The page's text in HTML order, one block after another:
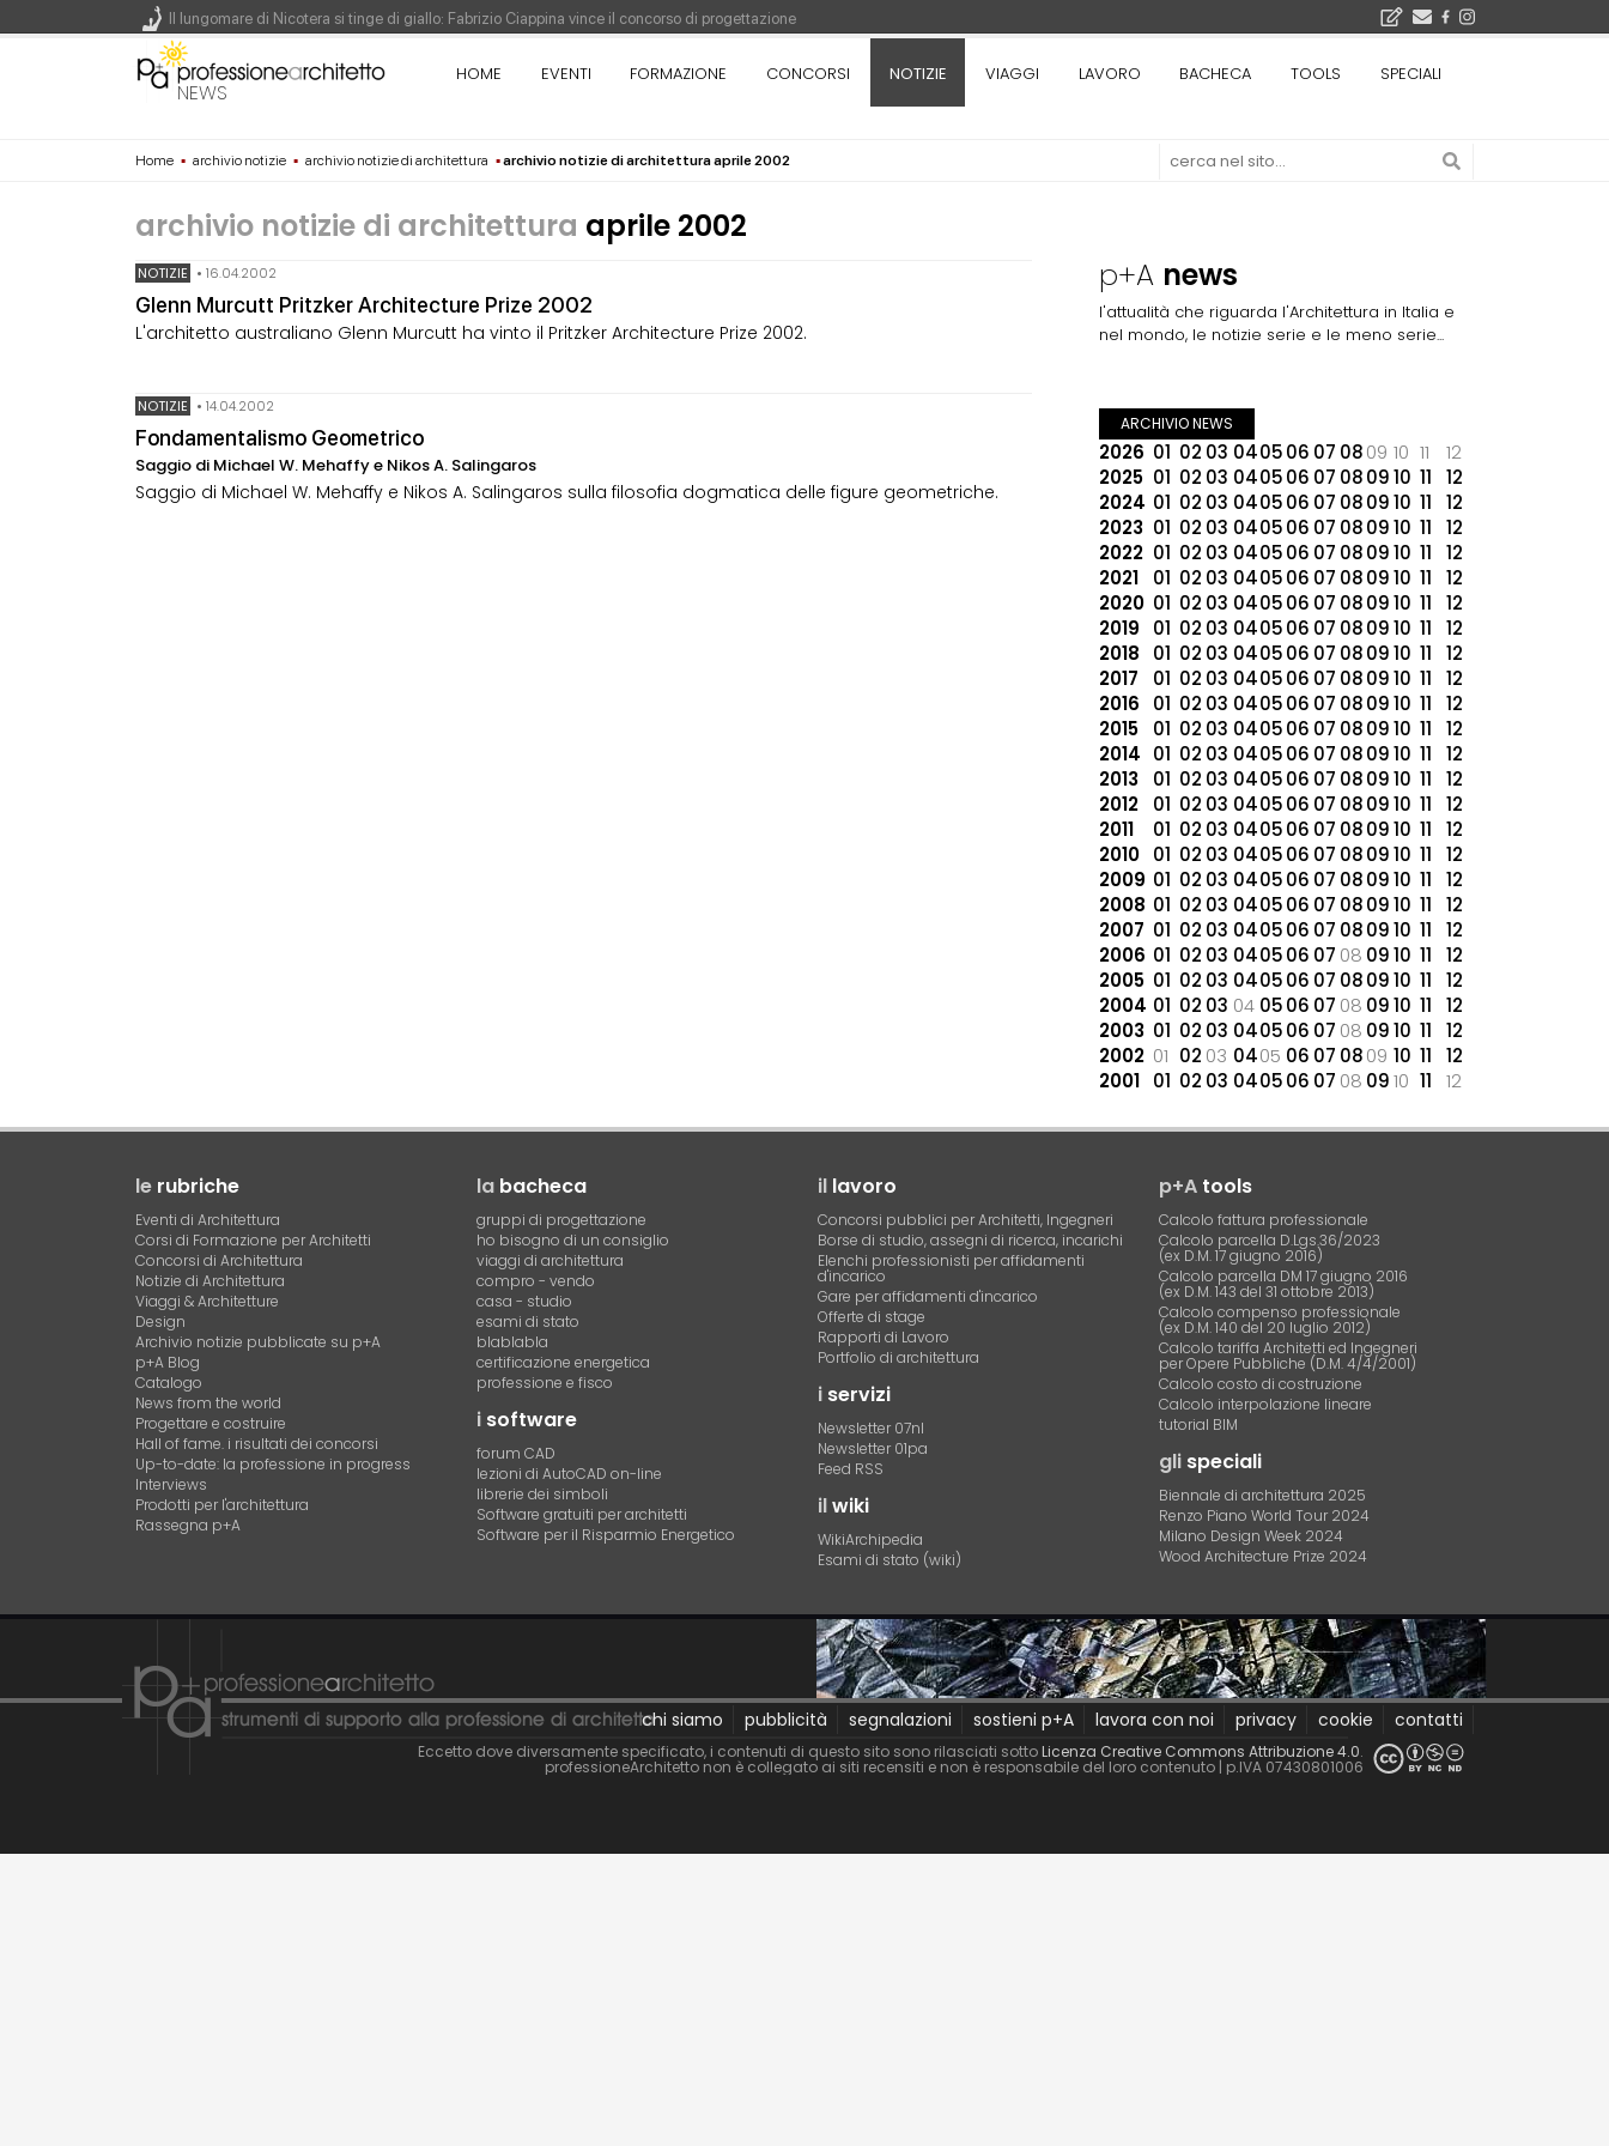
NEWS
HOME EVENTI FORMAZIONE CONCORSI NOTIZIE VIAGGI LAVORO BACHECA TOOLS SPECIALI
Home ▪ archivio notizie ▪ archivio notizie di architettura ▪archivio notizie di architettura aprile 2002
archivio notizie di architettura aprile 2002
NOTIZIE •16.04.2002
Glenn Murcutt Pritzker Architecture Prize 2002
L'architetto australiano Glenn Murcutt ha vinto il Pritzker Architecture Prize 2002.
NOTIZIE •14.04.2002
Fondamentalismo Geometrico
Saggio di Michael W. Mehaffy e Nikos A. Salingaros
Saggio di Michael W. Mehaffy e Nikos A. Salingaros sulla filosofia dogmatica delle figure geometriche.
p+A news
l'attualità che riguarda l'Architettura in Italia e
nel mondo, le notizie serie e le meno serie...
ARCHIVIO NEWS
2026 01 02 03 040506 07 0809 10 11
12
2025 01 02 03 040506 07 080910 11
12
2024 01 02 03 040506 07 080910 11
12
2023 01 02 03 040506 07 080910 11
12
2022 01 02 03 040506 07 080910 11
12
2021
01 02 03 040506 07 080910 11
12
2020 01 02 03 040506 07 080910 11
12
2019
01 02 03 040506 07 080910 11
12
2018
01 02 03 040506 07 080910 11
12
2017
01 02 03 040506 07 080910 11
12
2016
01 02 03 040506 07 080910 11
12
2015
01 02 03 040506 07 080910 11
12
2014 01 02 03 040506 07 080910 11
12
2013
01 02 03 040506 07 080910 11
12
2012
01 02 03 040506 07 080910 11
12
2011
01 02 03 040506 07 080910 11
12
2010 01 02 03 040506 07 080910 11
12
2009 01 02 03 040506 07 080910 11
12
2008 01 02 03 040506 07 080910 11
12
2007 01 02 03 040506 07 080910 11
12
2006 01 02 03 040506 07 08 0910 11
12
2005 01 02 03 040506 07 080910 11
12
2004 01 02 03 04 0506 07 08 0910 11
12
2003 01 02 03 040506 07 08 0910 11
12
2002 01 02 03 0405 06 07 0809 10 11
12
2001 01 02 03 040506 07 08 0910 11 12
le rubriche
Eventi di Architettura
Corsi di Formazione per Architetti
Concorsi di Architettura
Notizie di Architettura
Viaggi & Architetture
Design
Archivio notizie pubblicate su p+A
p+A Blog
Catalogo
News from the world
Progettare e costruire
Hall of fame. i risultati dei concorsi
Up-to-date: la professione in progress
Interviews
Prodotti per l'architettura
Rassegna p+A
la bacheca
gruppi di progettazione
ho bisogno di un consiglio
viaggi di architettura
compro - vendo
casa - studio
esami di stato
blablabla
certificazione energetica
professione e fisco
i software
forum CAD
lezioni di AutoCAD on-line
librerie dei simboli
Software gratuiti per architetti
Software per il Risparmio Energetico
il lavoro
Concorsi pubblici per Architetti, Ingegneri
Borse di studio, assegni di ricerca, incarichi
Elenchi professionisti per affidamenti
d'incarico
Gare per affidamenti d'incarico
Offerte di stage
Rapporti di Lavoro
Portfolio di architettura
i servizi
Newsletter 07nl
Newsletter 01pa
Feed RSS
ilwiki
WikiArchipedia
Esami di stato (wiki)
p+A tools
Calcolo fattura professionale
Calcolo parcella D.Lgs.36/2023
(ex D.M. 17 giugno 2016)
Calcolo parcella DM 17 giugno 2016
(ex D.M. 143 del 31 ottobre 2013)
Calcolo compenso professionale
(ex D.M. 140 del 20 luglio 2012)
Calcolo tariffa Architetti ed Ingegneri
per Opere Pubbliche (D.M. 4/4/2001)
Calcolo costo di costruzione
Calcolo interpolazione lineare
tutorial BIM
gli speciali
Biennale di architettura 2025
Renzo Piano World Tour 2024
Milano Design Week 2024
Wood Architecture Prize 2024
chi siamo pubblicità segnalazioni sostieni p+A lavora con noi privacy cookie contatti
Eccetto dove diversamente specificato, i contenuti di questo sito sono rilasciati sottoLicenza Creative Commons Attribuzione 4.0.
professioneArchitetto non è collegato ai siti recensiti e non è responsabile del loro contenuto | p.IVA 07430801006
Il lungomare di Nicotera si tinge di giallo: Fabrizio Ciappina vince il concorso di progettazione
Il decreto infrastrutture è legge, le novità dall'anticipazione del prezzo alla Soprintendenza speciale
Un nuovo volto per il lungomare di Villammare - Concorso di progettazione a procedura aperta due fasi Montepremi: 18.000 euro